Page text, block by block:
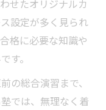
せたオリジナルカ
設定が多く見られ
格に必要な知識や
す。
の総合演習まで、
では、無理なく着